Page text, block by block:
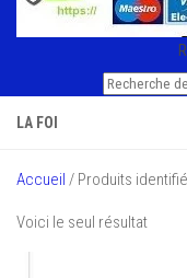
Recherche
LA FOI
Accueil / Produits
Voici le seul résultat